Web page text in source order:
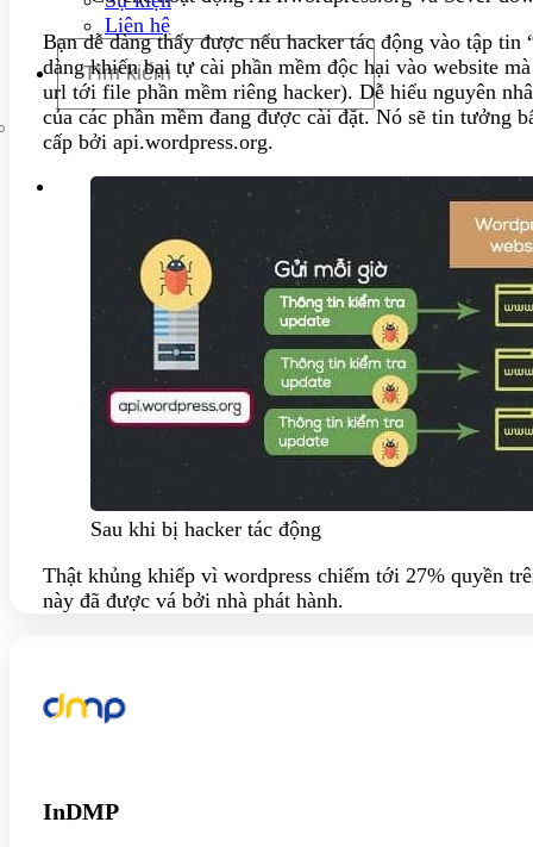
Liên hệ
Bạn dễ dàng thấy được nếu hacker tác động vào tập
dàng khiến bại tự cài phần mềm độc hại vào website
url tới file phần mềm riêng hacker). Dễ hiểu nguyên
của các phần mềm đang được cài đặt. Nó sẽ tin tưởng
cấp bởi api.wordpress.org.
Sau khi bị hacker tác động
Thật khủng khiếp vì wordpress chiếm tới 27% quyền
này đã được vá bởi nhà phát hành.
InDMP